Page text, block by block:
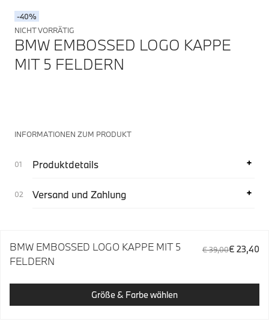
-40%
NICHT VORRÄTIG
BMW EMBOSSED LOGO KAPPE
MIT 5 FELDERN
INFORMATIONEN ZUM PRODUKT
Produktdetails
Versand und Zahlung
BMW EMBOSSED LOGO KAPPE MIT 5
FELDERN
€ 39,00€ 23,40
Größe & Farbe wählen